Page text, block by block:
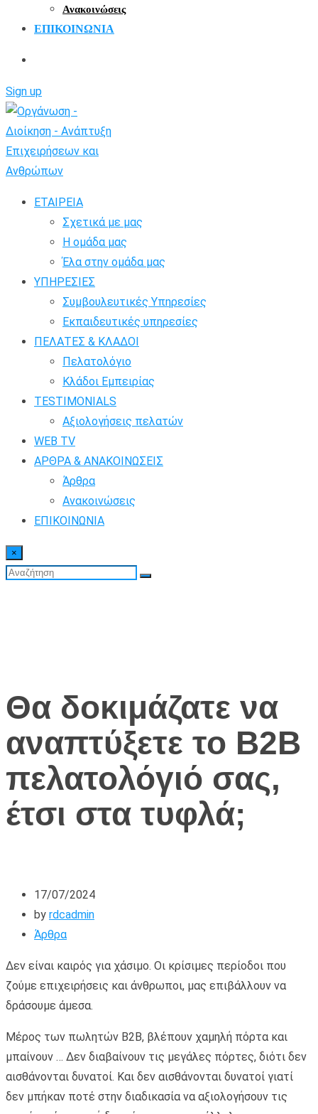
Ανακοινώσεις
ΕΠΙΚΟΙΝΩΝΙΑ
Sign up
ΕΤΑΙΡΕΙΑ
Σχετικά με μας
Η ομάδα μας
Έλα στην ομάδα μας
ΥΠΗΡΕΣΙΕΣ
Συμβουλευτικές Υπηρεσίες
Εκπαιδευτικές υπηρεσίες
ΠΕΛΑΤΕΣ & ΚΛΑΔΟΙ
Πελατολόγιο
Κλάδοι Εμπειρίας
TESTIMONIALS
Αξιολογήσεις πελατών
WEB TV
ΑΡΘΡΑ & ΑΝΑΚΟΙΝΩΣΕΙΣ
Άρθρα
Ανακοινώσεις
ΕΠΙΚΟΙΝΩΝΙΑ
×
Θα δοκιμάζατε να
αναπτύξετε το B2B
πελατολόγιό σας,
έτσι στα τυφλά;
17/07/2024
by rdcadmin
Άρθρα
Δεν είναι καιρός για χάσιμο. Οι κρίσιμες περίοδοι που
ζούμε επιχειρήσεις και άνθρωποι, μας επιβάλλουν να
δράσουμε άμεσα.
Μέρος των πωλητών Β2Β, βλέπουν χαμηλή πόρτα και
μπαίνουν … Δεν διαβαίνουν τις μεγάλες πόρτες, διότι δεν
αισθάνονται δυνατοί. Και δεν αισθάνονται δυνατοί γιατί
δεν μπήκαν ποτέ στην διαδικασία να αξιολογήσουν τις